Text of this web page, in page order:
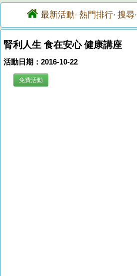
最新活動· 熱門排行· 搜尋·
腎利人生 食在安心 健康講座
活動日期：2016-10-22
免費活動